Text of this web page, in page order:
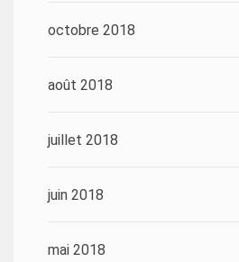
octobre 2018
août 2018
juillet 2018
juin 2018
mai 2018